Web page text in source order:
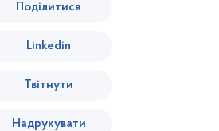
Поділитися
Linkedin
Твітнути
Надрукувати